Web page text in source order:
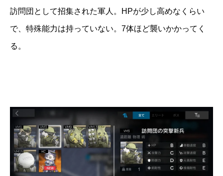
訪問団として招集された軍人。HPが少し高めなくらい
で、特殊能力は持っていない。7体ほど襲いかかってく
る。